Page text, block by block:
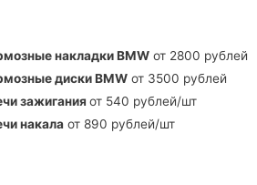
накладки BMW от 2800 рублей
диски BMW от 3500 рублей
зажиганияот 540 рублей/шт
накала от 890 рублей/шт